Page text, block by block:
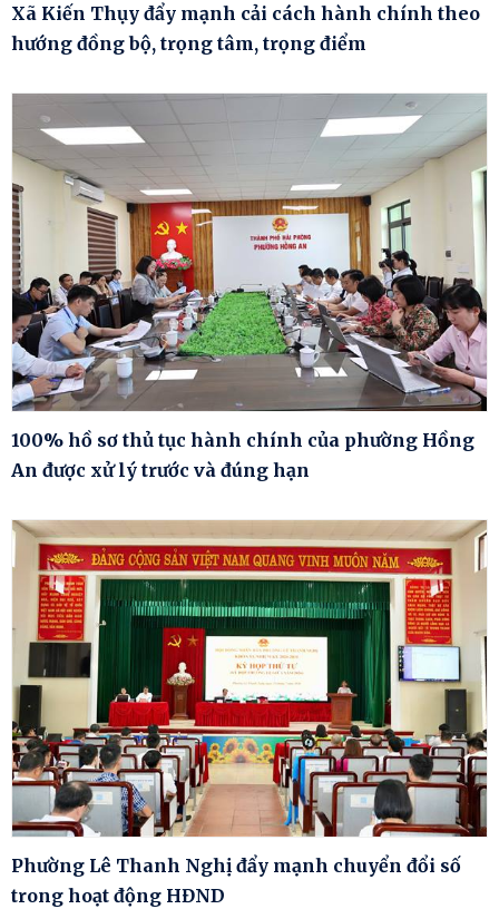
Xã Kiến Thụy đẩy mạnh cải cách hành chính theo
hướng đồng bộ, trọng tâm, trọng điểm
100% hồ sơ thủ tục hành chính của phường Hồng
An được xử lý trước và đúng hạn
Phường Lê Thanh Nghị đẩy mạnh chuyển đổi số
trong hoạt động HĐND